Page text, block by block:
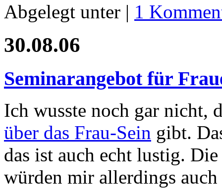
Abgelegt unter | 1
30.08.06
Seminarangebot für
Ich wusste noch gar nicht,
über das Frau-Sein gibt.
das ist auch echt lustig.
würden mir allerdings